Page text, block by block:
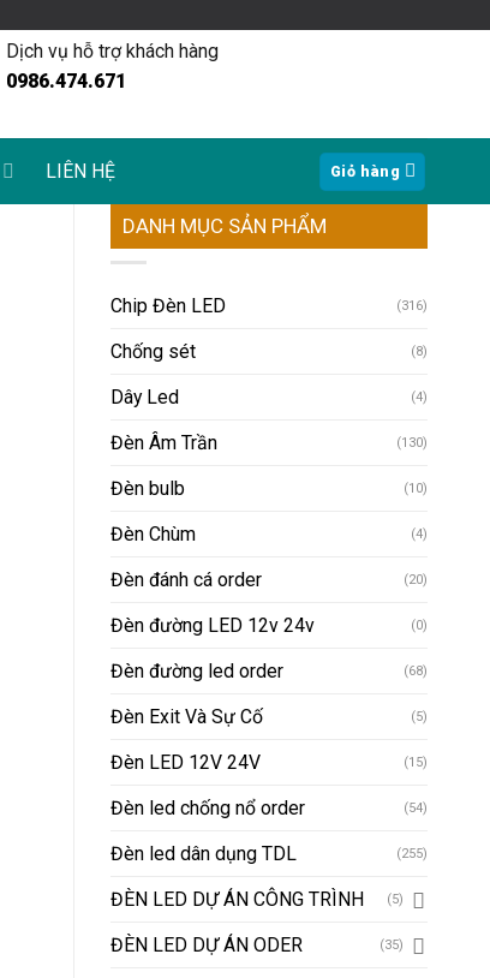
Dịch vụ hỗ trợ khách hàng
0986.474.671
LIÊN HỆ Giỏ hàng
DANH MỤC SẢN PHẨM
Chip Đèn LED (316)
Chống sét (8)
Dây Led (4)
Đèn Âm Trần (130)
Đèn bulb (10)
Đèn Chùm (4)
Đèn đánh cá order (20)
Đèn đường LED 12v 24v (0)
Đèn đường led order (68)
Đèn Exit Và Sự Cố (5)
Đèn LED 12V 24V (15)
Đèn led chống nổ order (54)
Đèn led dân dụng TDL (255)
ĐÈN LED DỰ ÁN CÔNG TRÌNH (5)
ĐÈN LED DỰ ÁN ODER (35)